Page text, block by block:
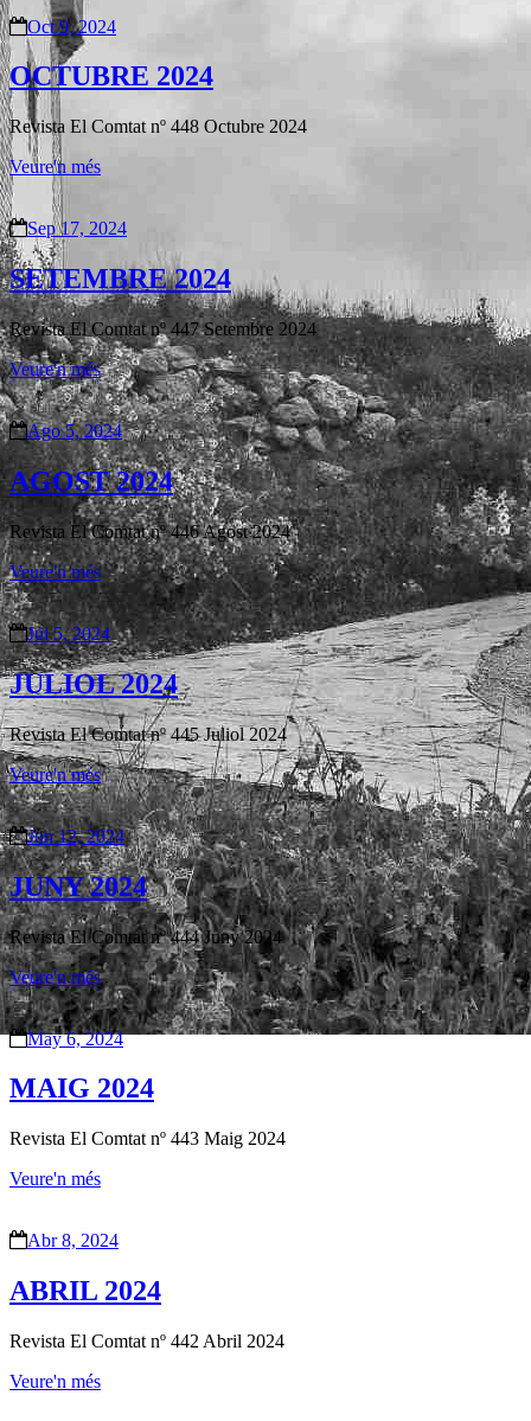
Oct 9, 2024
OCTUBRE 2024
Revista El Comtat nº 448 Octubre 2024
Veure'n més
Sep 17, 2024
SETEMBRE 2024
Revista El Comtat nº 447 Setembre 2024
Veure'n més
Ago 5, 2024
AGOST 2024
Revista El Comtat nº 446 Agost 2024
Veure'n més
Jul 5, 2024
JULIOL 2024
Revista El Comtat nº 445 Juliol 2024
Veure'n més
Jun 12, 2024
JUNY 2024
Revista El Comtat nº 444 Juny 2024
Veure'n més
May 6, 2024
MAIG 2024
Revista El Comtat nº 443 Maig 2024
Veure'n més
Abr 8, 2024
ABRIL 2024
Revista El Comtat nº 442 Abril 2024
Veure'n més